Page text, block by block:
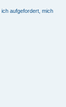
aufgefordert, mich